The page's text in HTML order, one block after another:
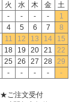
火 水 木 金
土
- - - -
1
4 5 6 7
8
11 12 13 14
15
18 19 20 21
22
25 26 27 28 29
- - - - -
★ご注文受付